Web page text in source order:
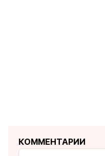
КОММЕНТАРИИ